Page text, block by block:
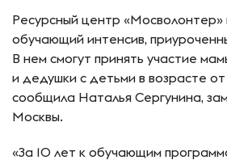
Ресурсный центр
обучающий интенсив,
В нем смогут принять участие
и дедушки с детьми в возрасте
сообщила Наталья Сергунина,
Москвы.
«За 10 лет к обучающим